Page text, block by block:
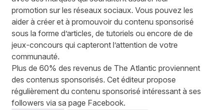
promotion sur les réseaux sociaux. Vous pouvez les
aider à créer et à promouvoir du contenu sponsorisé
sous la forme d’articles, de tutoriels ou encore de de
jeux-concours qui capteront l’attention de votre
communauté.
Plus de 60% des revenus de The Atlantic proviennent
des contenus sponsorisés. Cet éditeur propose
régulièrement du contenu sponsorisé intéressant à ses
followers via sa page Facebook.